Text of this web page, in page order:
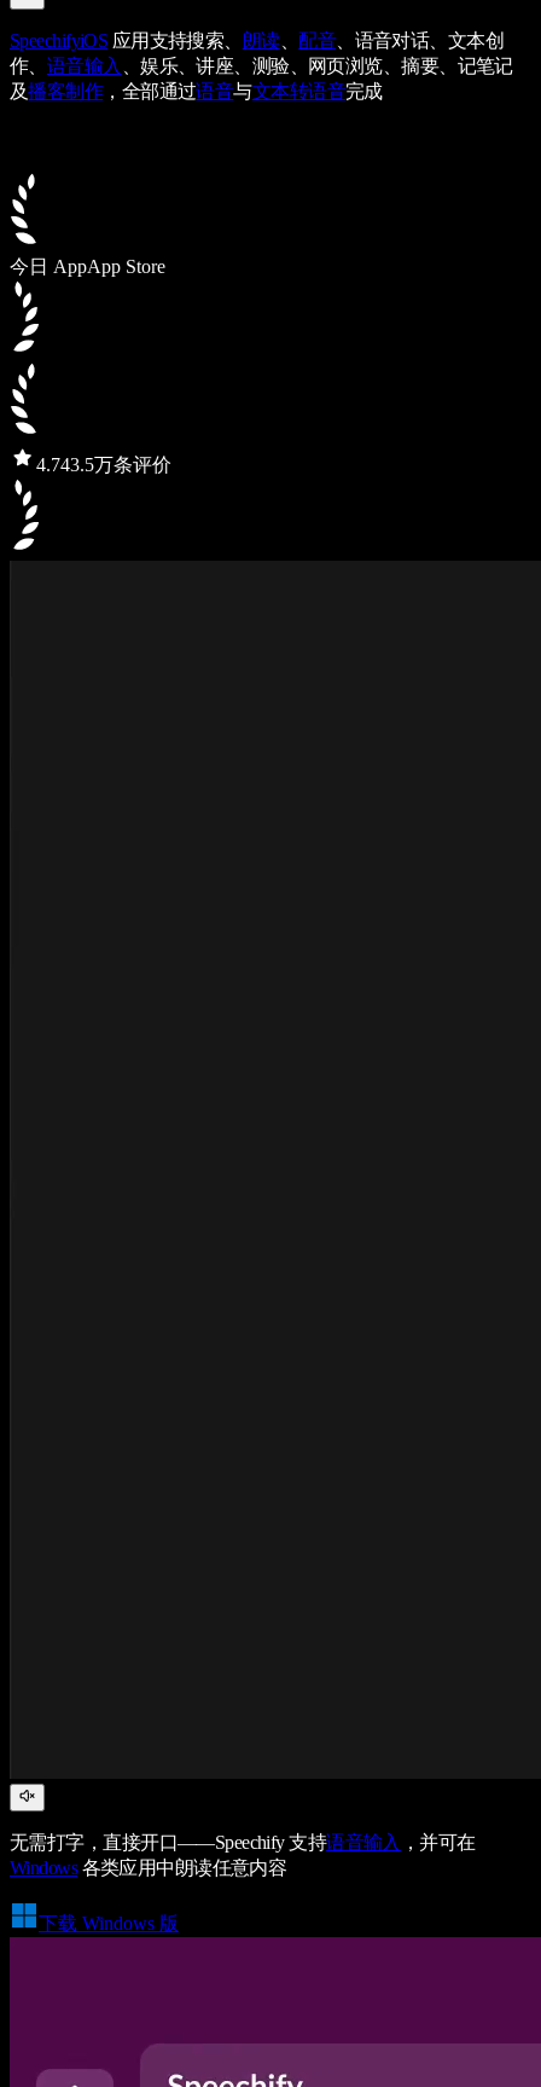
SpeechifyiOS 应用支持搜索、 朗读、配音、语音对话、文本创
作、 语音输入
、娱乐、讲座、测验、网页浏览、摘要、记笔记
及播客制作，全部通过语音与文本转语音完成
今日 AppApp Store
4.743.5万条评价
无需打字，直接开口——Speechify 支持语音输入 ，并可在
Windows各类应用中朗读任意内容
下载 Windows 版